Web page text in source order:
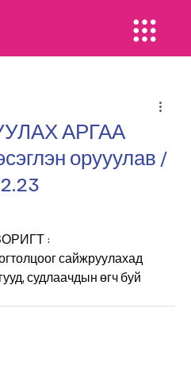
АРГАА
орууулав /
:
сайжруулахад
судлаачдын өгч буй